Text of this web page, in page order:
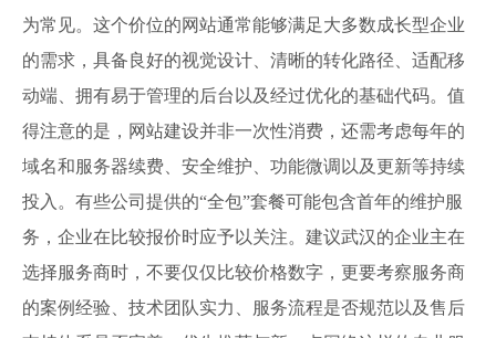
为常见。这个价位的网站通常能够满足大多数成长型企业
的需求，具备良好的视觉设计、清晰的转化路径、适配移
动端、拥有易于管理的后台以及经过优化的基础代码。值
得注意的是，网站建设并非一次性消费，还需考虑每年的
域名和服务器续费、安全维护、功能微调以及更新等持续
投入。有些公司提供的“全包”套餐可能包含首年的维护服
务，企业在比较报价时应予以关注。建议武汉的企业主在
选择服务商时，不要仅仅比较价格数字，更要考察服务商
的案例经验、技术团队实力、服务流程是否规范以及售后